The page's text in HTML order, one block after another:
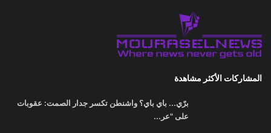
المشاركات الأكثر مشاهدة
برّي... باي باي؟ واشنطن تكسر جدار الصمت: عقوبات
على "عر...